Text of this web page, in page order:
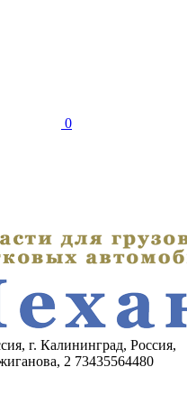
0
г. Калининград, Россия,
2 73435564480